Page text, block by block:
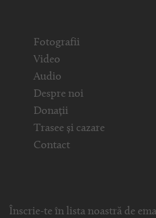
Fotografii
Video
Audio
Despre noi
Donații
Trasee și cazare
Contact
Înscrie-te în lista noastră de